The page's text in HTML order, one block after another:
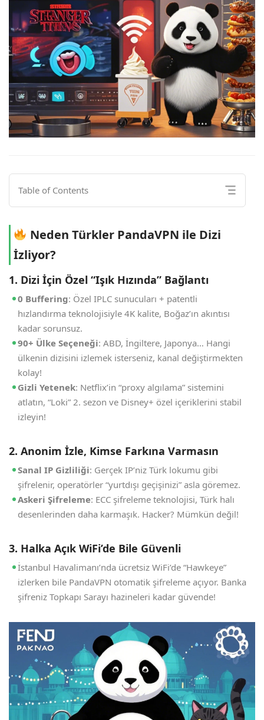
Table of Contents
Neden Türkler PandaVPN ile Dizi
İzliyor?
1. Dizi İçin Özel “Işık Hızında” Bağlantı
0 Buffering: Özel IPLC sunucuları + patentli
hızlandırma teknolojisiyle 4K kalite, Boğaz’ın akıntısı
kadar sorunsuz.
90+ Ülke Seçeneği: ABD, İngiltere, Japonya… Hangi
ülkenin dizisini izlemek isterseniz, kanal değiştirmekten
kolay!
Gizli Yetenek: Netflix’in “proxy algılama” sistemini
atlatın, “Loki” 2. sezon ve Disney+ özel içeriklerini stabil
izleyin!
2. Anonim İzle, Kimse Farkına Varmasın
Sanal IP Gizliliği: Gerçek IP’niz Türk lokumu gibi
şifrelenir, operatörler “yurtdışı geçişinizi” asla göremez.
Askeri Şifreleme: ECC şifreleme teknolojisi, Türk halı
desenlerinden daha karmaşık. Hacker? Mümkün değil!
3. Halka Açık WiFi’de Bile Güvenli
İstanbul Havalimanı’nda ücretsiz WiFi’de “Hawkeye”
izlerken bile PandaVPN otomatik şifreleme açıyor. Banka
şifreniz Topkapı Sarayı hazineleri kadar güvende!